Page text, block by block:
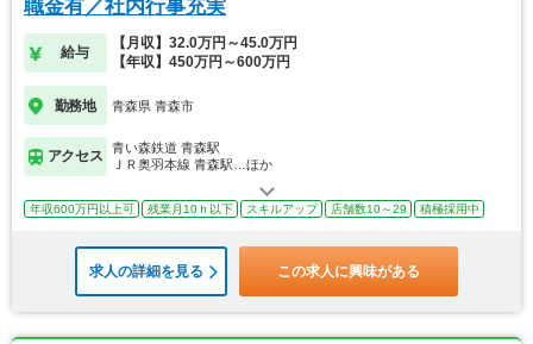
職金有／社内行事充実
給与
【月収】32.0万円～45.0万円
【年収】450万円～600万円
勤務地 青森県 青森市
アクセス
青い森鉄道 青森駅
ＪＲ奥羽本線 青森駅…ほか
年収600万円以上可 残業月10ｈ以下 スキルアップ 店舗数10～29 積極採用中
求人の詳細を見る この求人に興味がある